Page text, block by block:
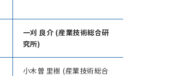
一刈 良介 (産業技術総合研
究所)
小木曽 里樹 (産業技術総合